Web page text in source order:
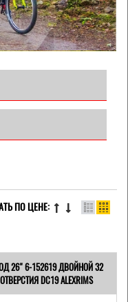
ПО ЦЕНЕ:
26" 6-152619 ДВОЙНОЙ 32
ОТВЕРСТИЯ DC19 ALEXRIMS